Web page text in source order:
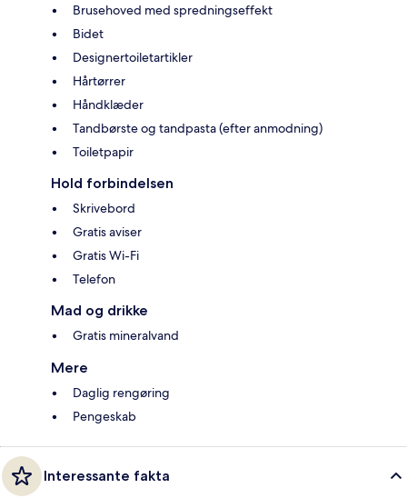
Brusehoved med spredningseffekt
Bidet
Designertoiletartikler
Hårtørrer
Håndklæder
Tandbørste og tandpasta (efter anmodning)
Toiletpapir
Hold forbindelsen
Skrivebord
Gratis aviser
Gratis Wi-Fi
Telefon
Mad og drikke
Gratis mineralvand
Mere
Daglig rengøring
Pengeskab
Interessante fakta